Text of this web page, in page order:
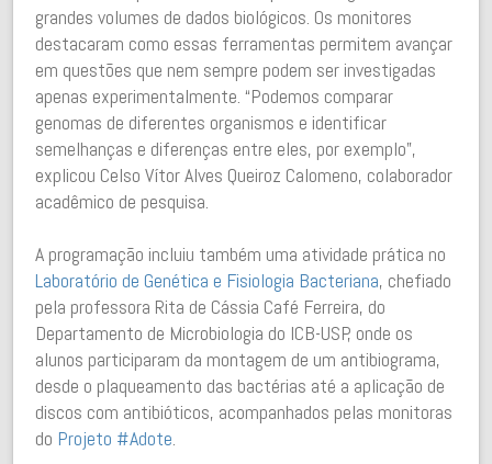
grandes volumes de dados biológicos. Os monitores
destacaram como essas ferramentas permitem avançar
em questões que nem sempre podem ser investigadas
apenas experimentalmente. “Podemos comparar
genomas de diferentes organismos e identificar
semelhanças e diferenças entre eles, por exemplo”,
explicou Celso Vítor Alves Queiroz Calomeno, colaborador
acadêmico de pesquisa.
A programação incluiu também uma atividade prática no
Laboratório de Genética e Fisiologia Bacteriana, chefiado
pela professora Rita de Cássia Café Ferreira, do
Departamento de Microbiologia do ICB-USP, onde os
alunos participaram da montagem de um antibiograma,
desde o plaqueamento das bactérias até a aplicação de
discos com antibióticos, acompanhados pelas monitoras
do Projeto #Adote.